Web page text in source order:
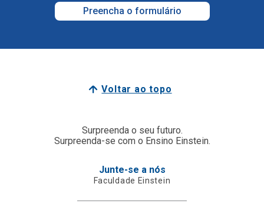
Preencha o formulário
Voltar ao topo
Surpreenda o seu futuro.
Surpreenda-se com o Ensino Einstein.
Junte-se a nós
Faculdade Einstein